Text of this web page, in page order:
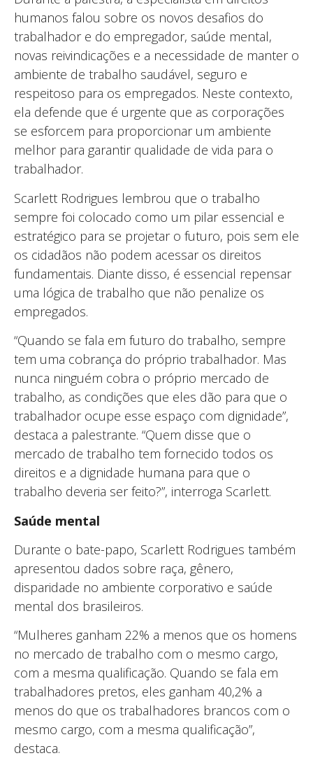
humanos falou sobre os novos desafios do
trabalhador e do empregador, saúde mental,
novas reivindicações e a necessidade de manter o
ambiente de trabalho saudável, seguro e
respeitoso para os empregados. Neste contexto,
ela defende que é urgente que as corporações
se esforcem para proporcionar um ambiente
melhor para garantir qualidade de vida para o
trabalhador.
Scarlett Rodrigues lembrou que o trabalho
sempre foi colocado como um pilar essencial e
estratégico para se projetar o futuro, pois sem ele
os cidadãos não podem acessar os direitos
fundamentais. Diante disso, é essencial repensar
uma lógica de trabalho que não penalize os
empregados.
“Quando se fala em futuro do trabalho, sempre
tem uma cobrança do próprio trabalhador. Mas
nunca ninguém cobra o próprio mercado de
trabalho, as condições que eles dão para que o
trabalhador ocupe esse espaço com dignidade”,
destaca a palestrante. “Quem disse que o
mercado de trabalho tem fornecido todos os
direitos e a dignidade humana para que o
trabalho deveria ser feito?”, interroga Scarlett.
Saúde mental
Durante o bate-papo, Scarlett Rodrigues também
apresentou dados sobre raça, gênero,
disparidade no ambiente corporativo e saúde
mental dos brasileiros.
“Mulheres ganham 22% a menos que os homens
no mercado de trabalho com o mesmo cargo,
com a mesma qualificação. Quando se fala em
trabalhadores pretos, eles ganham 40,2% a
menos do que os trabalhadores brancos com o
mesmo cargo, com a mesma qualificação”,
destaca.